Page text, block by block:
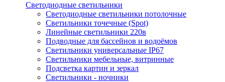
Светодиодные светильники
Светодиодные светильники потолочные
Светильники точечные (Spot)
Линейные светильники 220в
Подводные для бассейнов и водоёмов
Светильники универсальные IP67
Светильники мебельные, витринные
Подсветка картин и зеркал
Светильники - ночники